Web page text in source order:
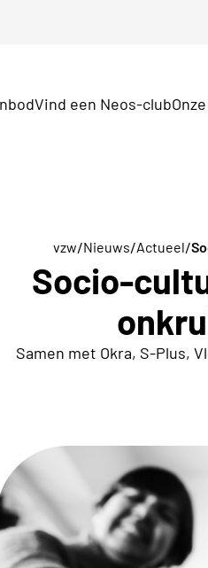
Vind een Neos-club
vzw/Nieuws/Actueel/
Socio-
Samen met Okra, S-Plus,